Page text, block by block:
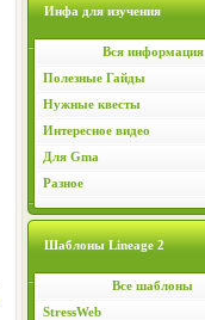
Инфа для изучения
Вся информация
Полезные Гайды
Нужные квесты
Интересное видео
Для Gma
Разное
Шаблоны Lineage 2
Все шаблоны
StressWeb